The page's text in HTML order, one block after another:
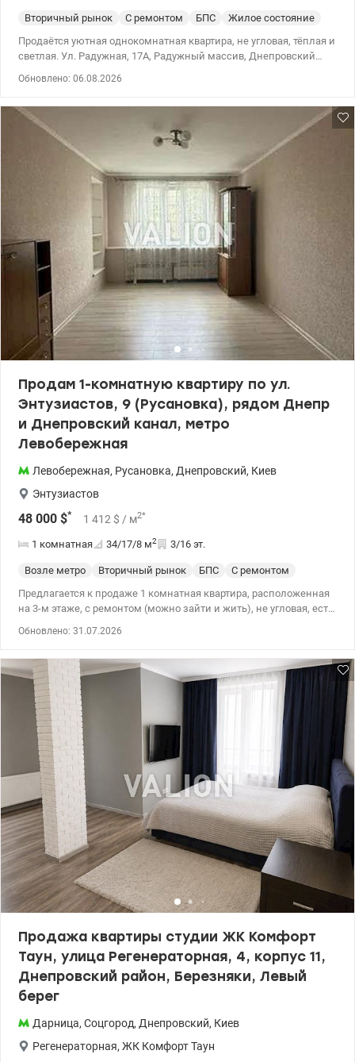
Вторичный рынок С ремонтом БПС
Жилое состояние
Продаётся уютная однокомнатная квартира, не угловая, тёплая и
светлая. Ул. Радужная, 17А, Радужный массив, Днепровский
программы: єВідновлення, Держмолодьжитло, жилищные
сертификаты, постановлениями КМУ №280, №719, №214 и
другими государственными программами. Характеристики
квартиры: Общая площадь — 33,7 м² Кухня — 8,1 м² Этаж — 16 /
16 В квартире: Раздельный санузел Застеклённый балкон,
отделанный деревянной вагонкой Есть кладовая внутри
квартиры Установлены счётчики горячей и холодной воды Дом
ухоженный: Год постройки — 1980 Тип дома — БПС 2 лифта —
пассажирский и грузовой Кооперативный дом (ОСББ)
Инфраструктура: Рядом супермаркеты, ТРЦ, аптеки, магазины,
авторынок, почта, зоны отдыха и озеро с прогулочными
аллеями и спортивными площадками. Рядом расположен
многоуровневый закрытый паркинг. Транспорт: 20 минут на
транспорте до метро Левобережная 20 минут на транспорте до
метро Дарница Рядом новая транспортная развязка на
Подольско-Воскресенский мост Недалеко остановка городской
электрички Отличный вариант как для собственного
42 000 у.е. Звоните или пишите в Viber / Telegram / WhatsApp
Валерий 073 838 99 53 Valion.ua/1153117
Обновлено: 06.08.2026
Продам 1-комнатную квартиру по ул.
Энтузиастов, 9 (Русановка), рядом Днепр
и Днепровский канал, метро
Левобережная
Левобережная, Русановка, Днепровский, Киев
Энтузиастов
48 000 $* 1 412 $ / м2*
1 комнатная 34/17/8 м2 3/16 эт.
Возле метро Вторичный рынок БПС
С ремонтом
Предлагается к продаже 1 комнатная квартира, расположенная
на 3-м этаже, с ремонтом (можно зайти и жить), не угловая, есть
станция метро Левобережная - 25-30 минут пешком по
живописному району или всего 7-10 минут на общественном
транспорте, остановка общественного транспорта. Рядом есть
все необходимое: супермаркеты, уютные кафе, аптеки, школы,
детские сады и площадки, рынок. Недалеко зоны для отдыха на
живописном Днепровском канале. Прекрасная набережная
Днепра всего в 5-7 минутах от дома, с зоной для прогулок и
занятий спортом на свежем воздухе. Цена 48 000 у.е. Марина
0505077158, valion.ua /1154658
Обновлено: 31.07.2026
Продажа квартиры студии ЖК Комфорт
Таун, улица Регенераторная, 4, корпус 11,
Днепровский район, Березняки, Левый
берег
Дарница, Соцгород, Днепровский, Киев
Регенераторная, ЖК Комфорт Таун